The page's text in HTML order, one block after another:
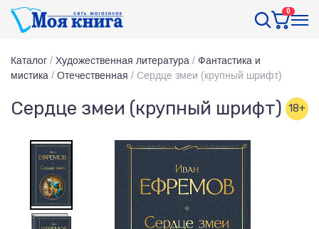
0
Каталог / Художественная литература / Фантастика и
мистика / Отечественная / Сердце змеи (крупный шрифт)
Сердце змеи (крупный шрифт) 18+